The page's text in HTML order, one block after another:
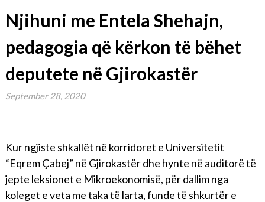
Njihuni me Entela Shehajn,
pedagogia që kërkon të bëhet
deputete në Gjirokastër
September 28, 2020
Kur ngjiste shkallët në korridoret e Universitetit
“Eqrem Çabej” në Gjirokastër dhe hynte në auditorë të
jepte leksionet e Mikroekonomisë, për dallim nga
koleget e veta me taka të larta, funde të shkurtër e